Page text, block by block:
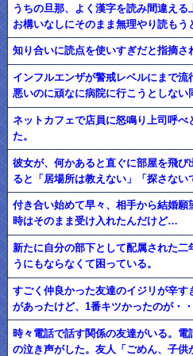
うちの旦那、よく漢字を読み間違え
お構いなしにそのまま無理やり読もう
知り合いに読点を使いすぎだと指摘さ
インフルエンザが警戒レベルにまで
悪いのに頑なに病院に行こうとしない
ネットカフェで店員に怒鳴り上司呼
た。
彼女が、何かあると直ぐに部屋を飛
ると「居場所は教えない」「探さな
付き合い始めて早々、相手から結婚
時はそのまま受け入れたんだけど…
新たに自分の部下として配属された
うにもならなくて困っている。
すごく仲良かった友達のイジリが辛
があったけど、1番キツかったのが・・
時々電話で話す関係の友達がいる。
の泣き声がした。友人「ごめん、子